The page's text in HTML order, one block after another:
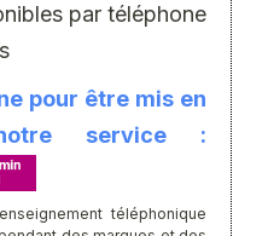
par téléphone
pour être mis en
service :
téléphonique